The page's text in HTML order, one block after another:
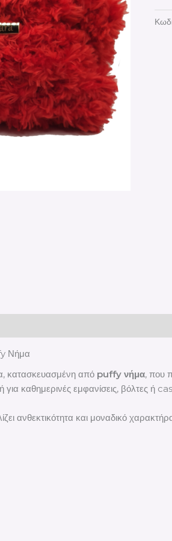
Νήμα
κατασκευασμένη από puffy νήμα, που
για καθημερινές εμφανίσεις, βόλτες ή
ανθεκτικότητα και μοναδικό